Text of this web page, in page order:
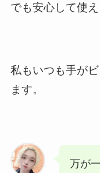
でも安心して使え
私もいつも手が
ます。
万が